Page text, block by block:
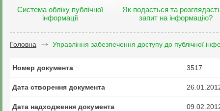
Система обліку публічної
інформації
Як подається та
запит на інформацію?
Головна Управління забезпечення доступу до публічної
Номер документа 3517
Дата створення документа
Дата надходження документа